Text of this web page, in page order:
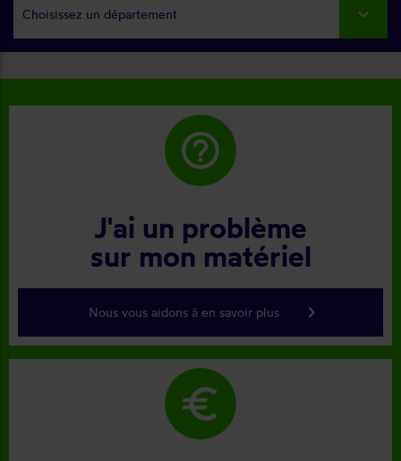
Choisissez un département
help_outline
J'ai un problème
sur mon matériel
Nous vous aidons à en savoir plus keyboard_arrow_right
euro